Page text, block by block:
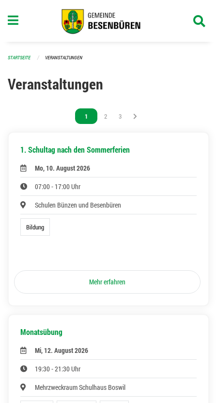
STARTSEITE VERANSTALTUNGEN
Veranstaltungen
Vous êtes sur la page
1 Vous êtes sur la page
2 Vous êtes sur la page
3
1. Schultag nach den Sommerferien
Mo, 10. August 2026
07:00 - 17:00 Uhr
Schulen Bünzen und Besenbüren
Bildung
Mehr erfahren
Monatsübung
Mi, 12. August 2026
19:30 - 21:30 Uhr
Mehrzweckraum Schulhaus Boswil